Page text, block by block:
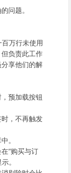
问题。
万行未使用
负责此工作
享他们的解
预加载按钮
，不再触发
。
“购买与订
。